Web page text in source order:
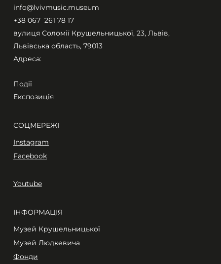
Події
Експозиція
СОЦМЕРЕЖІ
Instagram
Facebook
Youtube
ІНФОРМАЦІЯ
Музей Крушельницької
Музей Людкевича
Фонди
info@lvivmusic.museum
+38 067 261 78 17​
Адреса:
вулиця Соломії Крушельницької, 23, Львів,
Львівська область, 79013